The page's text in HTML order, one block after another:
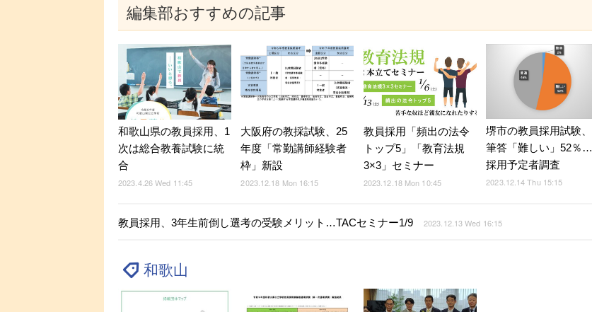
編集部おすすめの記事
和歌山県の教員採用、1
次は総合教養試験に統
合
2023.4.26 Wed 11:45
大阪府の教採試験、25
年度「常勤講師経験者
枠」新設
2023.12.18 Mon 16:15
教員採用「頻出の法令
トップ5」「教育法規
3×3」セミナー
2023.12.18 Mon 10:45
堺市の教員採用試験、
筆答「難しい」52％…
採用予定者調査
2023.12.14 Thu 15:15
教員採用、3年生前倒し選考の受験メリット…TACセミナー1/9 2023.12.13 Wed 16:15
和歌山